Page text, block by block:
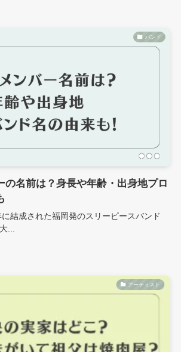
バンド
の名前は？身長や年齢・出身地プロ
結成された福岡発のスリーピースバンド
...
アーティスト